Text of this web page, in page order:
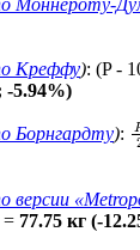
Креффу): (P -
-5.94%)
Борнгардту): P
версии
= 77.75 кг (-